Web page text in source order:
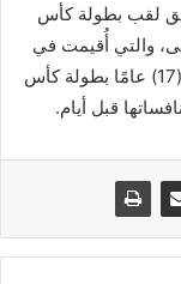
(19) عامًا قد حقق لقب بطولة كأس
الأولى، والتي أُقيمت في
مدينة أبها، فيما حقق المنتخب السعودي تحت (17) عامًا بطولة كأس
قبل أيام.